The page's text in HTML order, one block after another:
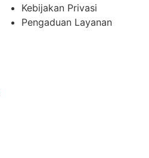
Kebijakan Privasi
Pengaduan Layanan